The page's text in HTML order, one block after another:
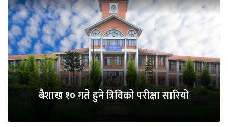
बैशाख १० गते हुने त्रिविकाे परीक्षा सारियो